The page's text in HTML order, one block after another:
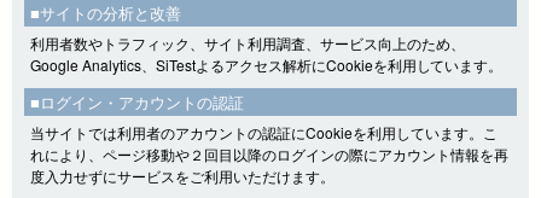
■サイトの分析と改善
利用者数やトラフィック、サイト利用調査、サービス向上のため、
Google Analytics、SiTestよるアクセス解析にCookieを利用しています。
■ログイン・アカウントの認証
当サイトでは利用者のアカウントの認証にCookieを利用しています。こ
れにより、ページ移動や２回目以降のログインの際にアカウント情報を再
度入力せずにサービスをご利用いただけます。